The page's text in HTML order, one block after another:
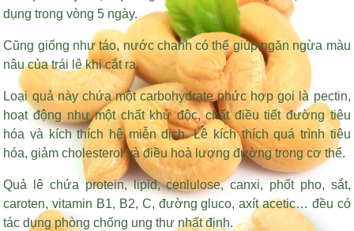
dụng trong vòng 5 ngày.
Cũng giống như táo, nước chanh có thể giúp ngăn ngừa màu
nâu của trái lê khi cắt ra.
Loại quả này chứa một carbohydrate phức hợp gọi là pectin,
hoạt động như một chất khử độc, chất điều tiết đường tiêu
hóa và kích thích hệ miễn dịch. Lê kích thích quá trình tiêu
hóa, giảm cholesterol và điều hoà lượng đường trong cơ thể.
Quả lê chứa protein, lipid, cenlulose, canxi, phốt pho, sắt,
caroten, vitamin B1, B2, C, đường gluco, axít acetic… đều có
tác dụng phòng chống ung thư nhất định.